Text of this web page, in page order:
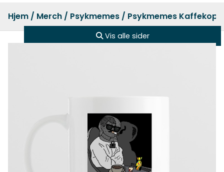
Hjem / Merch / Psykmemes / Psykmemes Kaffekopp
Vis alle sider